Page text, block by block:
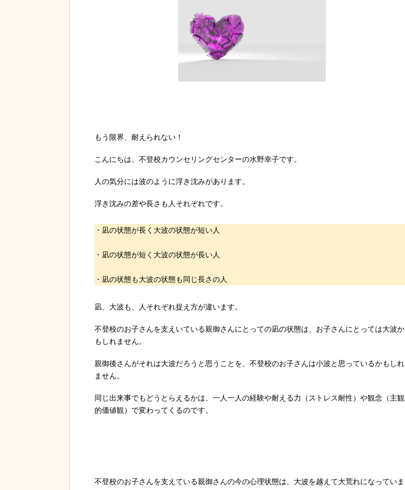
もう限界、耐えられない！
こんにちは、不登校カウンセリングセンターの水野幸子です。
人の気分には波のように浮き沈みがあります。
浮き沈みの差や長さも人それぞれです。
・凪の状態が長く大波の状態が短い人
・凪の状態が短く大波の状態が長い人
・凪の状態も大波の状態も同じ長さの人
凪、大波も、人それぞれ捉え方が違います。
不登校のお子さんを支えいている親御さんにとっての凪の状態は、お子さんにとっては大波か
もしれません。
親御後さんがそれは大波だろうと思うことを、不登校のお子さんは小波と思っているかもしれ
ません。
同じ出来事でもどうとらえるかは、一人一人の経験や耐える力（ストレス耐性）や観念（主観
的価値観）で変わってくるのです。
不登校のお子さんを支えている親御さんの今の心理状態は、大波を越えて大荒れになっていま